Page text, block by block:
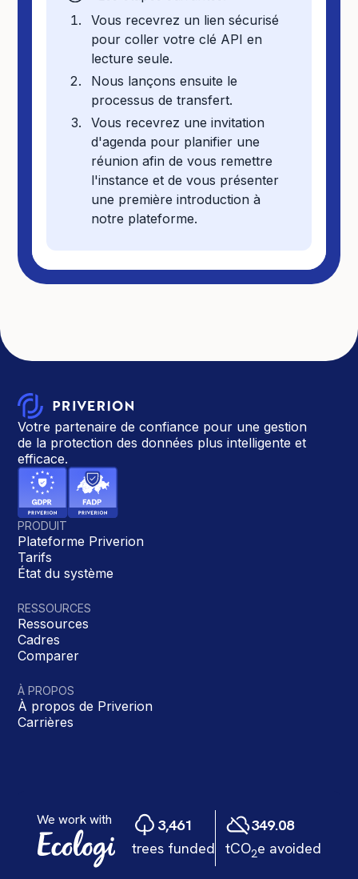
Vous recevrez un lien sécurisé
pour coller votre clé API en
lecture seule.
Nous lançons ensuite le
processus de transfert.
Vous recevrez une invitation
d'agenda pour planifier une
réunion afin de vous remettre
l'instance et de vous présenter
une première introduction à
notre plateforme.
Votre partenaire de confiance pour une gestion
de la protection des données plus intelligente et
efficace.
PRODUIT
Plateforme Priverion
Tarifs
État du système
RESSOURCES
Ressources
Cadres
Comparer
À PROPOS
À propos de Priverion
Carrières